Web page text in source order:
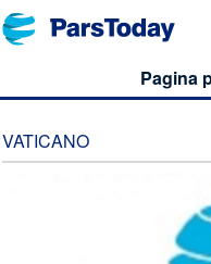
Pagina
VATICANO